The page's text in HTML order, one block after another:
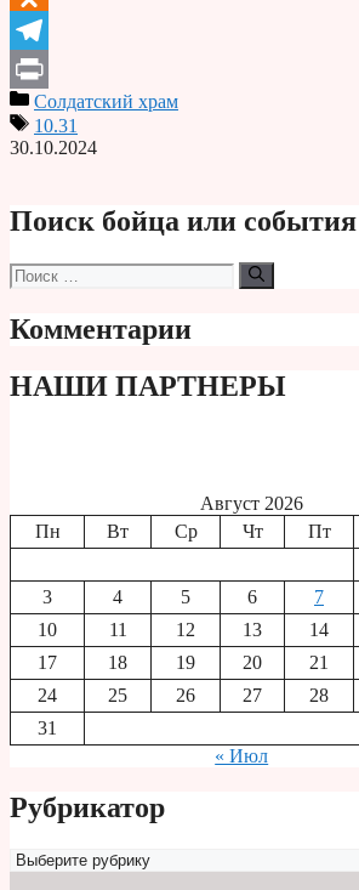
Odnoklassniki
Telegram
PrintСолдатский храм
10.31
30.10.2024
Поиск бойца или события
Поиск:
Комментарии
НАШИ ПАРТНЕРЫ
Август 2026
Пн
Вт Ср Чт Пт
3
4 5 6 7
10
11 12 13 14
17
18 19 20 21
24
25 26 27 28
31
« Июл
Рубрикатор
Рубрикатор